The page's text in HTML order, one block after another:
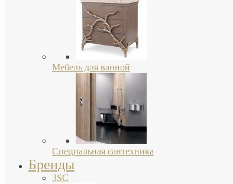
Мебель для ванной
Специальная сантехника
Бренды
3SC